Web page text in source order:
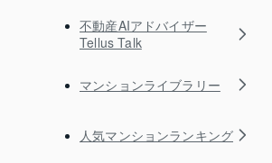
不動産AIアドバイザー
Tellus Talk
マンションライブラリー
人気マンションランキング